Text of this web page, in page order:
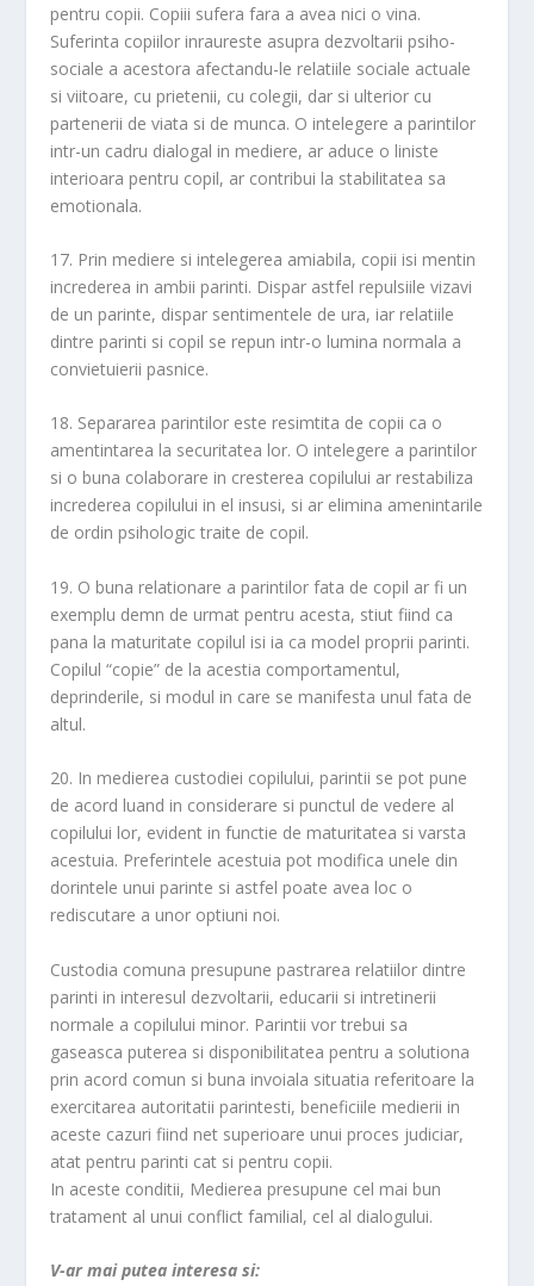
pentru copii. Copiii sufera fara a avea nici o vina.
Suferinta copiilor inraureste asupra dezvoltarii psiho-
sociale a acestora afectandu-le relatiile sociale actuale
si viitoare, cu prietenii, cu colegii, dar si ulterior cu
partenerii de viata si de munca. O intelegere a parintilor
intr-un cadru dialogal in mediere, ar aduce o liniste
interioara pentru copil, ar contribui la stabilitatea sa
emotionala.
17. Prin mediere si intelegerea amiabila, copii isi mentin
increderea in ambii parinti. Dispar astfel repulsiile vizavi
de un parinte, dispar sentimentele de ura, iar relatiile
dintre parinti si copil se repun intr-o lumina normala a
convietuierii pasnice.
18. Separarea parintilor este resimtita de copii ca o
amentintarea la securitatea lor. O intelegere a parintilor
si o buna colaborare in cresterea copilului ar restabiliza
increderea copilului in el insusi, si ar elimina amenintarile
de ordin psihologic traite de copil.
19. O buna relationare a parintilor fata de copil ar fi un
exemplu demn de urmat pentru acesta, stiut fiind ca
pana la maturitate copilul isi ia ca model proprii parinti.
Copilul “copie” de la acestia comportamentul,
deprinderile, si modul in care se manifesta unul fata de
altul.
20. In medierea custodiei copilului, parintii se pot pune
de acord luand in considerare si punctul de vedere al
copilului lor, evident in functie de maturitatea si varsta
acestuia. Preferintele acestuia pot modifica unele din
dorintele unui parinte si astfel poate avea loc o
rediscutare a unor optiuni noi.
Custodia comuna presupune pastrarea relatiilor dintre
parinti in interesul dezvoltarii, educarii si intretinerii
normale a copilului minor. Parintii vor trebui sa
gaseasca puterea si disponibilitatea pentru a solutiona
prin acord comun si buna invoiala situatia referitoare la
exercitarea autoritatii parintesti, beneficiile medierii in
aceste cazuri fiind net superioare unui proces judiciar,
atat pentru parinti cat si pentru copii.
In aceste conditii, Medierea presupune cel mai bun
tratament al unui conflict familial, cel al dialogului.
V-ar mai putea interesa si: